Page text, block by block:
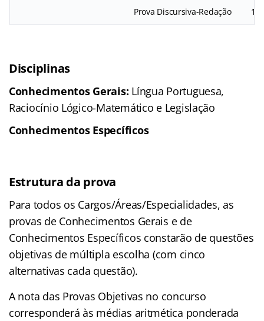
Prova Discursiva-Redação 1
Disciplinas
Conhecimentos Gerais: Língua Portuguesa,
Raciocínio Lógico-Matemático e Legislação
Conhecimentos Específicos
Estrutura da prova
Para todos os Cargos/Áreas/Especialidades, as
provas de Conhecimentos Gerais e de
Conhecimentos Específicos constarão de questões
objetivas de múltipla escolha (com cinco
alternativas cada questão).
A nota das Provas Objetivas no concurso
corresponderá às médias aritmética ponderada